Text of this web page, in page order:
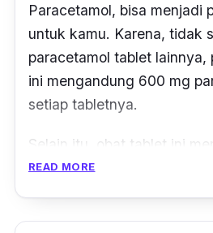
Paracetamol, bisa menjadi
untuk kamu. Karena, tidak
paracetamol tablet lainnya,
ini mengandung 600 mg
setiap tabletnya.
Selain itu, obat tablet ini
klaim diantaranya yaitu
READ MORE